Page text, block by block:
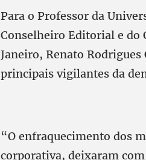
Para o Professor da
Conselheiro Editorial e do
Janeiro, Renato
principais vigilantes da
“O enfraquecimento dos
corporativa, deixaram